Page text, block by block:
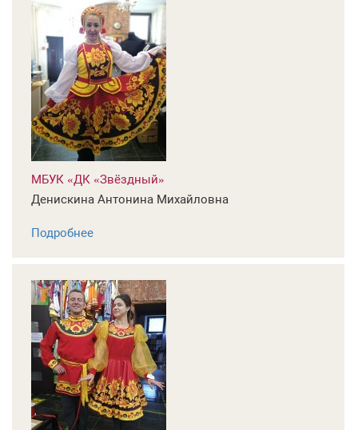
МБУК «ДК «Звёздный»
Денискина Антонина Михайловна
Подробнее